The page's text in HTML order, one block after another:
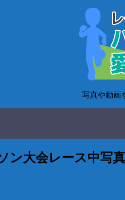
写真や動画
ン大会レース中写真